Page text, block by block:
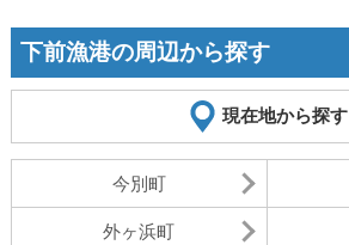
下前漁港の周辺から探す
現在地から探す
今別町
外ヶ浜町